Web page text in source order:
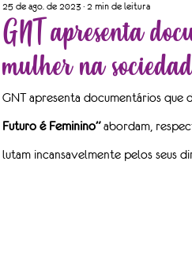
GNT apresenta
mulher na
25 de ago. de 2023 2 min de leitura
GNT apresenta documentários que
Futuro é Feminino” abordam,
lutam incansavelmente pelos seus